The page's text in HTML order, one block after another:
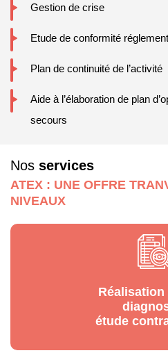
Gestion de crise
Etude de conformité
Plan de continuité de l’activité
Aide à l’élaboration de plan
secours
Nos services
ATEX : UNE OFFRE
NIVEAUX
Réalisation
étude